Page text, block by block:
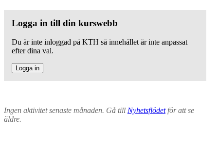
Logga in till din kurswebb
Du är inte inloggad på KTH så innehållet är inte anpassat
efter dina val.
Logga in
Ingen aktivitet senaste månaden. Gå till Nyhetsflödetför att se
äldre.